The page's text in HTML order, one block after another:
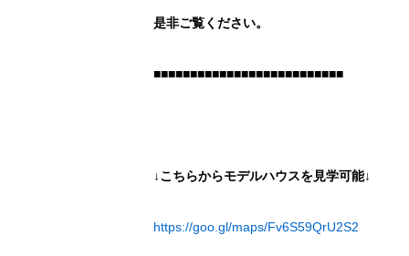
是非ご覧ください。
■■■■■■■■■■■■■■■■■■■■■■■■■■
↓こちらからモデルハウスを見学可能↓
https://goo.gl/maps/Fv6S59QrU2S2